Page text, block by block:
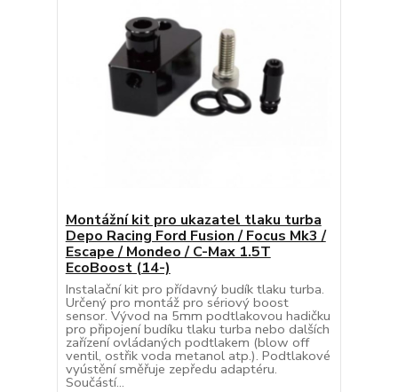
Montážní kit pro ukazatel tlaku turba
Depo Racing Ford Fusion / Focus Mk3 /
Escape / Mondeo / C-Max 1.5T
EcoBoost (14-)
Instalační kit pro přídavný budík tlaku turba.
Určený pro montáž pro sériový boost
sensor. Vývod na 5mm podtlakovou hadičku
pro připojení budíku tlaku turba nebo dalších
zařízení ovládaných podtlakem (blow off
ventil, ostřik voda metanol atp.). Podtlakové
vyústění směřuje zepředu adaptéru.
Součástí...